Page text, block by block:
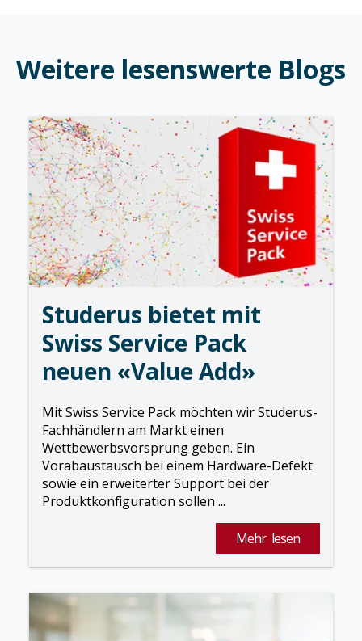
Weitere lesenswerte Blogs
Studerus bietet mit
Swiss Service Pack
neuen «Value Add»
Mit Swiss Service Pack möchten wir Studerus-
Fachhändlern am Markt einen
Wettbewerbsvorsprung geben. Ein
Vorabaustausch bei einem Hardware-Defekt
sowie ein erweiterter Support bei der
Produktkonfiguration sollen ...
Mehr lesen